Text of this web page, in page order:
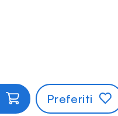
Preferiti